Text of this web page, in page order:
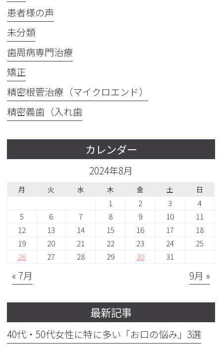
患者様の声
未分類
歯周病専門治療
矯正
精密根管治療（マイクロエンド）
精密義歯（入れ歯
カレンダー
2024年8月
月 火 水 木 金 土 日
1 2 3
4
5
6 7 8 9 10
11
12
13 14 15 16 17
18
19
20 21 22 23 24
25
26
27 28 29 30 31
« 7月 9月 »
最新記事
40代・50代女性に特に多い「お口の悩み」3選